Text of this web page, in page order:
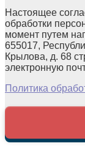
Настоящее
обработки
момент путем
655017,
Крылова, д. 68
электронную
Политика